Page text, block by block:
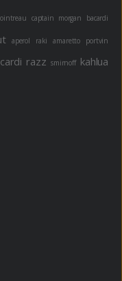
captain morgan bacardi
aperol raki amaretto portvin
razz smirnoff kahlua